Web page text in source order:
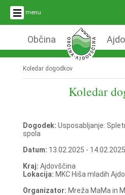
menu
Občina
Koledar dogodkov
Koledar
Dogodek: Usposabljanje:
spola
Datum: 13.02.2025 - 14.02.2025
Kraj: Ajdovščina
Lokacija: MKC Hiša mladih
Organizator: Mreža MaMa in